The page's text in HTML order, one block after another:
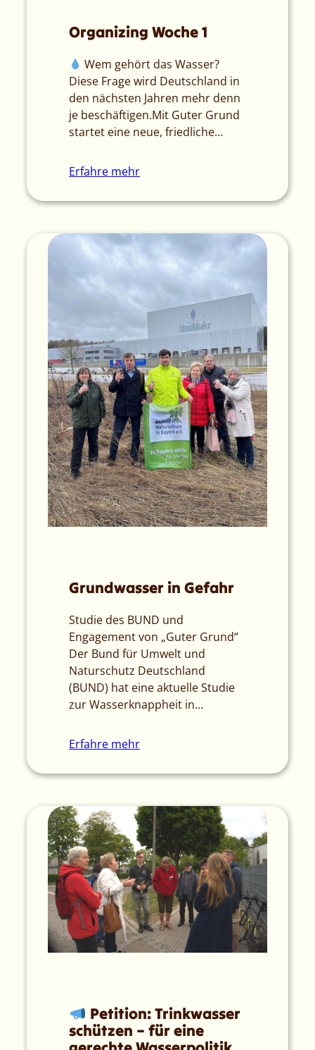
Organizing Woche 1
Wem gehört das Wasser?
Diese Frage wird Deutschland in
den nächsten Jahren mehr denn
je beschäftigen.Mit Guter Grund
startet eine neue, friedliche…
Erfahre mehr
Grundwasser in Gefahr
Studie des BUND und
Engagement von „Guter Grund“
Der Bund für Umwelt und
Naturschutz Deutschland
(BUND) hat eine aktuelle Studie
zur Wasserknappheit in…
Erfahre mehr
Petition: Trinkwasser
schützen – für eine